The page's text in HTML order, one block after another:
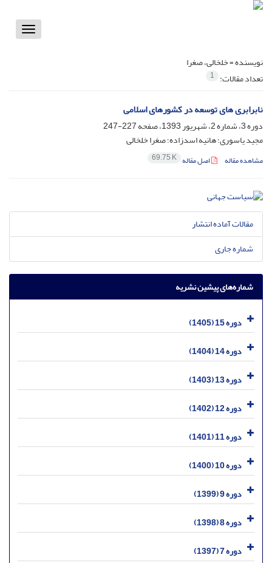
Toggle
نویسنده =خلخالی، صغرا
تعداد مقالات: 1
نابرابری های توسعه در کشورهای اسلامی
دوره 3، شماره 2، شهریور 1393، صفحه
227-247
مجید یاسوری؛ هانیه اسدزاده؛ صغرا خلخالی
مشاهده مقاله اصل مقاله 69.75 K
مقالات آماده انتشار
شماره جاری
شماره‌های پیشین نشریه
دوره 15 (1405)
دوره 14 (1404)
دوره 13 (1403)
دوره 12 (1402)
دوره 11 (1401)
دوره 10 (1400)
دوره 9 (1399)
دوره 8 (1398)
دوره 7 (1397)